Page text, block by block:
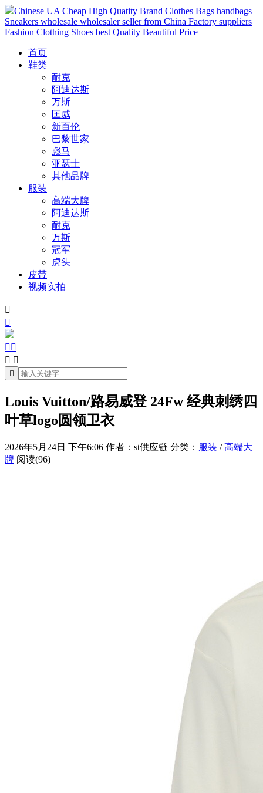
Chinese UA Cheap High Quatity Brand Clothes Bags handbags
Sneakers wholesale wholesaler seller from China Factory suppliers
Fashion Clothing Shoes best Quality Beautiful Price
首页
鞋类
耐克
阿迪达斯
万斯
匡威
新百伦
巴黎世家
彪马
亚瑟士
其他品牌
服装
高端大牌
阿迪达斯
耐克
万斯
冠军
虎头
皮带
视频实拍


 
 

Louis Vuitton/路易威登 24Fw 经典刺绣四
叶草logo圆领卫衣
2026年5月24日 下午6:06 作者：st供应链 分类： 服装 /高端大
牌 阅读(96)